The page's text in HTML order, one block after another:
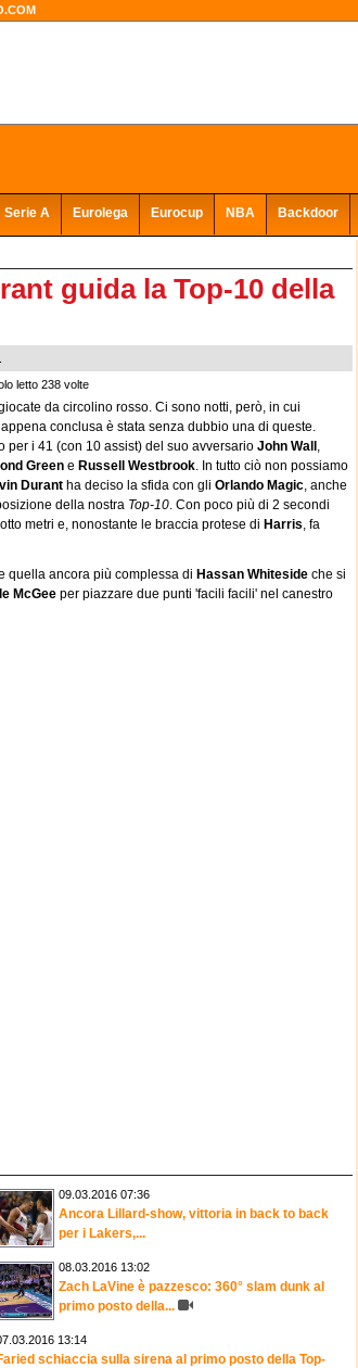
Serie A Eurolega Eurocup NBA Backdoor
guida la Top-10 della
letto 238 volte
da circolino rosso. Ci sono notti, però, in cui
conclusa è stata senza dubbio una di queste.
per i 41 (con 10 assist) del suo avversario John Wall ,
Green e Russell Westbrook. In tutto ciò non possiamo
Durant ha deciso la sfida con gli Orlando Magic, anche
della nostra Top-10. Con poco più di 2 secondi
metri e, nonostante le braccia protese di Harris, fa
quella ancora più complessa di Hassan Whiteside che si
McGee per piazzare due punti 'facili facili' nel canestro
09.03.2016 07:36
Ancora Lillard-show, vittoria in back to back
per i Lakers,...
08.03.2016 13:02
Zach LaVine è pazzesco: 360° slam dunk al
primo posto della...
13:14
schiaccia sulla sirena al primo posto della Top-